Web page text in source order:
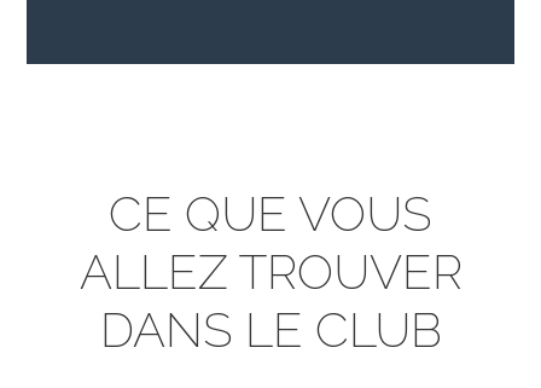
CE QUE VOUS
ALLEZ TROUVER
DANS LE CLUB